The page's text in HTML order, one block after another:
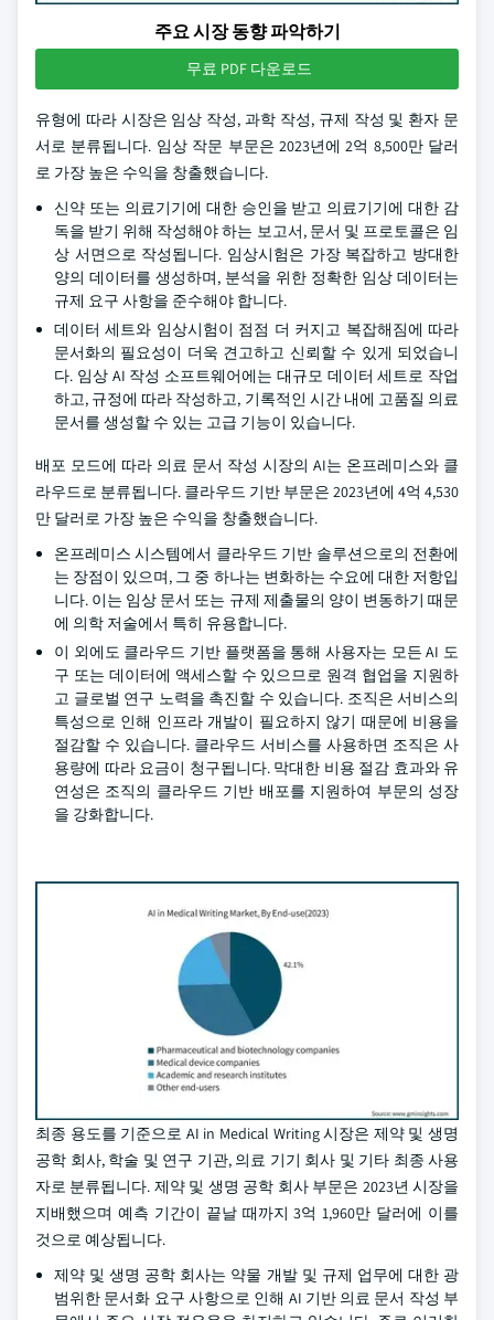
주요 시장 동향 파악하기
무료 PDF 다운로드
유형에 따라 시장은 임상 작성, 과학 작성, 규제 작성 및 환자 문
서로 분류됩니다. 임상 작문 부문은 2023년에 2억 8,500만 달러
로 가장 높은 수익을 창출했습니다.
신약 또는 의료기기에 대한 승인을 받고 의료기기에 대한 감
독을 받기 위해 작성해야 하는 보고서, 문서 및 프로토콜은 임
상 서면으로 작성됩니다. 임상시험은 가장 복잡하고 방대한
양의 데이터를 생성하며, 분석을 위한 정확한 임상 데이터는
규제 요구 사항을 준수해야 합니다.
데이터 세트와 임상시험이 점점 더 커지고 복잡해짐에 따라
문서화의 필요성이 더욱 견고하고 신뢰할 수 있게 되었습니
다. 임상 AI 작성 소프트웨어에는 대규모 데이터 세트로 작업
하고, 규정에 따라 작성하고, 기록적인 시간 내에 고품질 의료
문서를 생성할 수 있는 고급 기능이 있습니다.
배포 모드에 따라 의료 문서 작성 시장의 AI는 온프레미스와 클
라우드로 분류됩니다. 클라우드 기반 부문은 2023년에 4억 4,530
만 달러로 가장 높은 수익을 창출했습니다.
온프레미스 시스템에서 클라우드 기반 솔루션으로의 전환에
는 장점이 있으며, 그 중 하나는 변화하는 수요에 대한 저항입
니다. 이는 임상 문서 또는 규제 제출물의 양이 변동하기 때문
에 의학 저술에서 특히 유용합니다.
이 외에도 클라우드 기반 플랫폼을 통해 사용자는 모든 AI 도
구 또는 데이터에 액세스할 수 있으므로 원격 협업을 지원하
고 글로벌 연구 노력을 촉진할 수 있습니다. 조직은 서비스의
특성으로 인해 인프라 개발이 필요하지 않기 때문에 비용을
절감할 수 있습니다. 클라우드 서비스를 사용하면 조직은 사
용량에 따라 요금이 청구됩니다. 막대한 비용 절감 효과와 유
연성은 조직의 클라우드 기반 배포를 지원하여 부문의 성장
을 강화합니다.
최종 용도를 기준으로 AI in Medical Writing 시장은 제약 및 생명
공학 회사, 학술 및 연구 기관, 의료 기기 회사 및 기타 최종 사용
자로 분류됩니다. 제약 및 생명 공학 회사 부문은 2023년 시장을
지배했으며 예측 기간이 끝날 때까지 3억 1,960만 달러에 이를
것으로 예상됩니다.
제약 및 생명 공학 회사는 약물 개발 및 규제 업무에 대한 광
범위한 문서화 요구 사항으로 인해 AI 기반 의료 문서 작성 부